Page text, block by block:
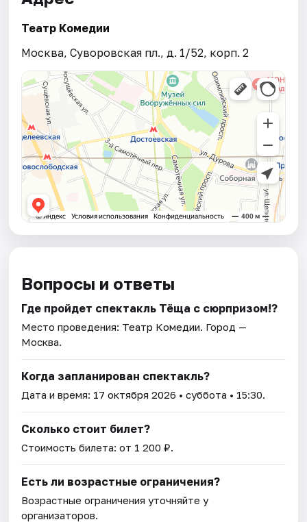
Театр Комедии
Москва, Суворовская пл., д. 1/52, корп. 2
Вопросы и ответы
Где пройдет спектакль Тёща с сюрпризом!?
Место проведения: Театр Комедии. Город —
Москва.
Когда запланирован спектакль?
Дата и время: 17 октября 2026 • суббота • 15:30.
Сколько стоит билет?
Стоимость билета: от 1 200 ₽.
Есть ли возрастные ограничения?
Возрастные ограничения уточняйте у
организаторов.